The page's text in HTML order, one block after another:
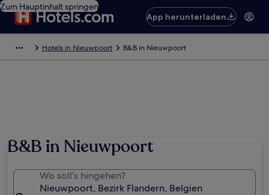
Zum Hauptinhalt springen
App herunterladen
Hotels in Nieuwpoort B&B in Nieuwpoort
B&B in Nieuwpoort
Wo soll’s hingehen?
Nieuwpoort, Bezirk Flandern, Belgien